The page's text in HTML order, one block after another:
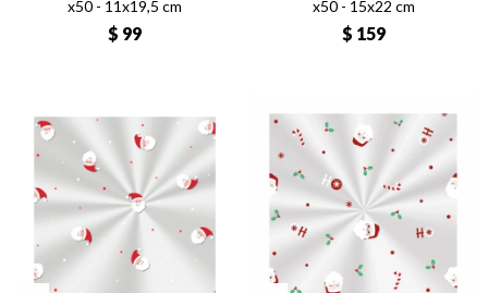
x50 - 11x19,5 cm
$ 99
x50 - 15x22 cm
$ 159